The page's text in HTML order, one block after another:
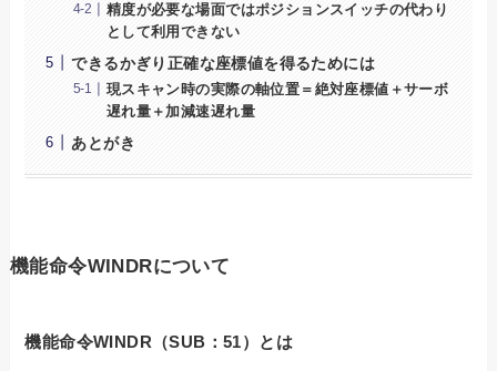
精度が必要な場面ではポジションスイッチの代わり
として利用できない
できるかぎり正確な座標値を得るためには
現スキャン時の実際の軸位置＝絶対座標値＋サーボ
遅れ量＋加減速遅れ量
あとがき
機能命令WINDRについて
機能命令WINDR（SUB：51）とは